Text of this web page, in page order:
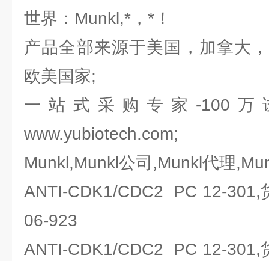
世界：Munkl,*，*！
产品全部来源于美国，加拿大
欧美国家;
一站式采购专家-100万
www.yubiotech.com;
Munkl,Munkl公司,Munkl代理
ANTI-CDK1/CDC2 PC 12-301,
06-923
ANTI-CDK1/CDC2 PC 12-301,